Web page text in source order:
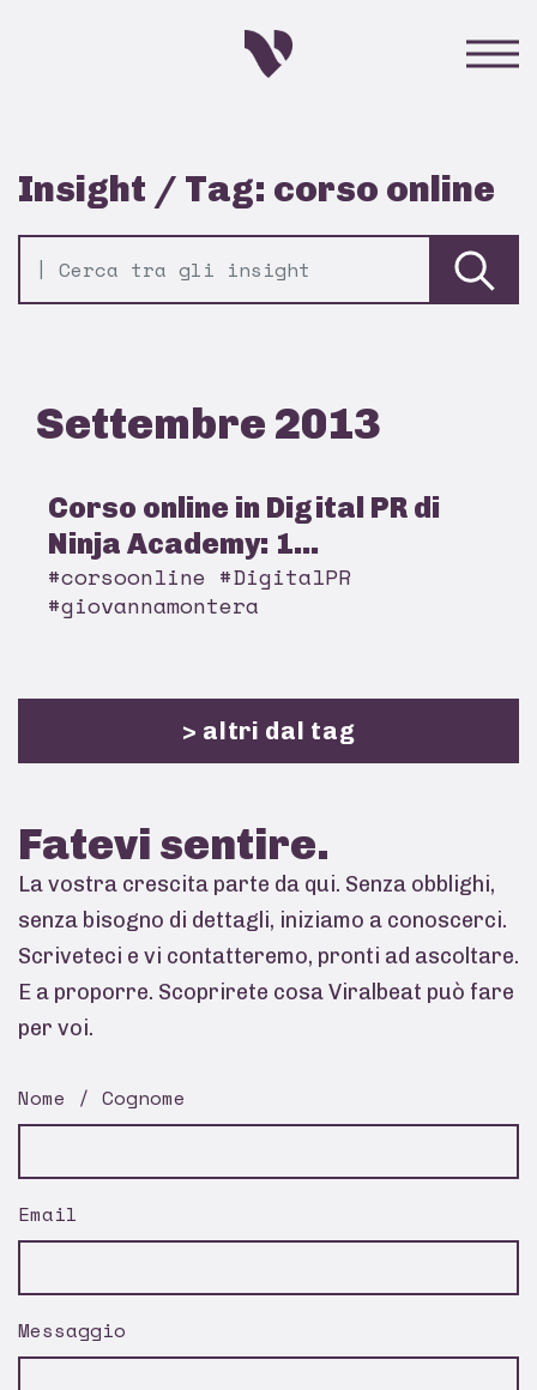
Insight / Tag: corso online
Settembre 2013
Corso online in Digital PR di
Ninja Academy: 1...
#corsoonline #DigitalPR
#giovannamontera
> altri dal tag
Fatevi sentire.
La vostra crescita parte da qui. Senza obblighi,
senza bisogno di dettagli, iniziamo a conoscerci.
Scriveteci e vi contatteremo, pronti ad ascoltare.
E a proporre. Scoprirete cosa Viralbeat può fare
per voi.
Nome / Cognome
Email
Messaggio